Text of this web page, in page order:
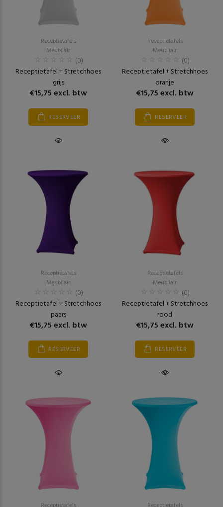
Receptietafels
Meubilair
(0)
Receptietafel + Stretchhoes
grijs
€15,75 excl. btw
RESERVEER
Receptietafels
Meubilair
(0)
Receptietafel + Stretchhoes
oranje
€15,75 excl. btw
RESERVEER
Receptietafels
Meubilair
(0)
Receptietafel + Stretchhoes
paars
€15,75 excl. btw
RESERVEER
Receptietafels
Meubilair
(0)
Receptietafel + Stretchhoes
rood
€15,75 excl. btw
RESERVEER